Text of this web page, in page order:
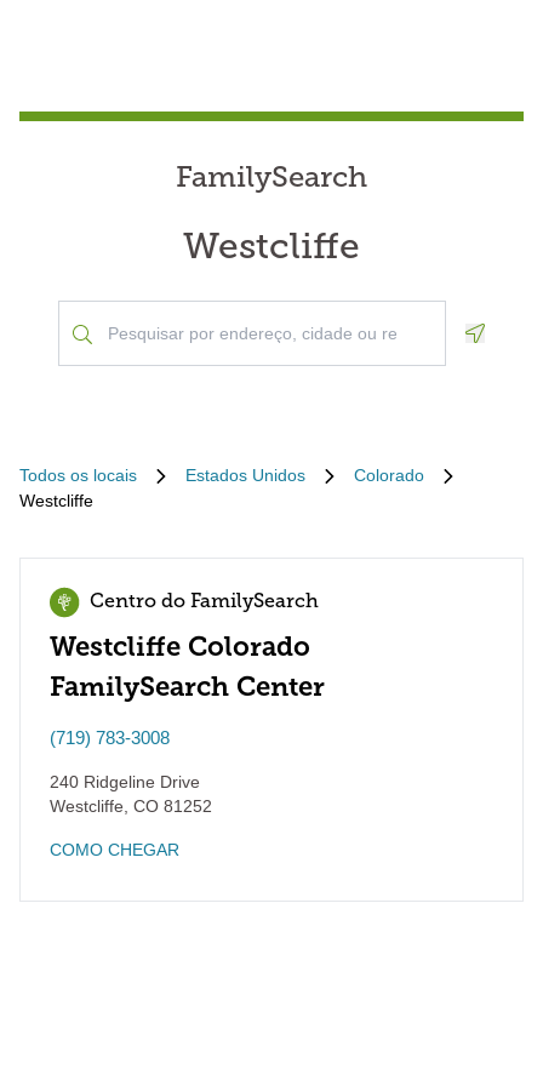
FamilySearch
Westcliffe
Todos os locais Estados Unidos
Colorado
Westcliffe
Centro do FamilySearch
Westcliffe Colorado
FamilySearch Center
(719) 783-3008
240 Ridgeline Drive
Westcliffe CO 81252
COMO CHEGAR